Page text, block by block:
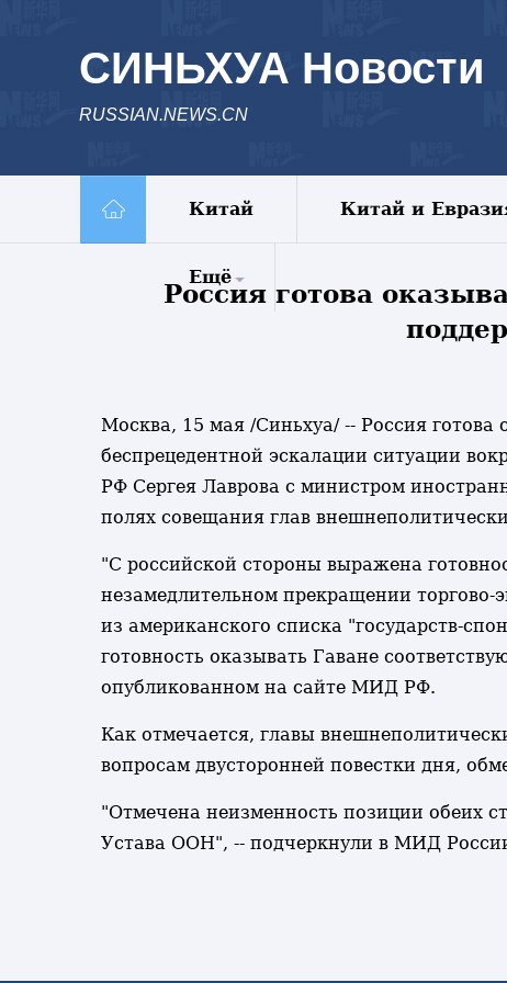
СИНЬХУА Новости
RUSSIAN.NEWS.CN
Китай Китай и
Ещё
Фото
Спецрепортажи
Пояс и путь
Россия готова
Москва, 15 мая /Синьхуа/ -- Россия
беспрецедентной эскалации ситуации
РФ Сергея Лаврова с министром
полях совещания глав
"С российской стороны выражена
незамедлительном прекращении
из американского списка "государств-
готовность оказывать Гаване
опубликованном на сайте МИД РФ.
Как отмечается, главы
вопросам двусторонней повестки дня,
"Отмечена неизменность позиции обеих
Устава ООН", -- подчеркнули в МИД